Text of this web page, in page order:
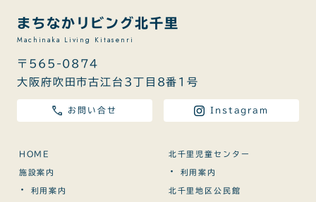
まちなかリビング北千里
Machinaka Living Kitasenri
〒565-0874
大阪府吹田市古江台3丁目8番1号
お問い合せ Instagram
HOME
施設案内
・ 利用案内
北千里児童センター
・ 利用案内
北千里地区公民館